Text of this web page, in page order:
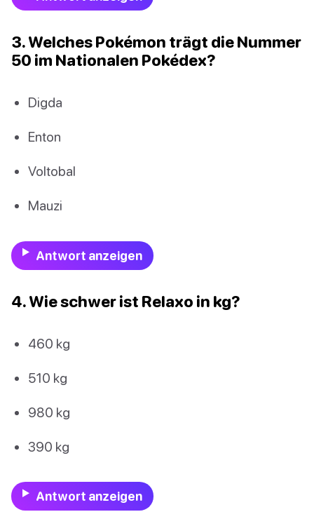
3. Welches Pokémon trägt die Nummer
50 im Nationalen Pokédex?
Digda
Enton
Voltobal
Mauzi
Antwort anzeigen
4. Wie schwer ist Relaxo in kg?
460 kg
510 kg
980 kg
390 kg
Antwort anzeigen